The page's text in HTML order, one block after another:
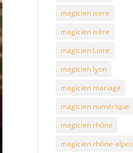
magicien isere
magicien isère
magicien Loire
magicien lyon
magicien mariage
magicien numérique
magicien rhône
magicien rhône-alpes